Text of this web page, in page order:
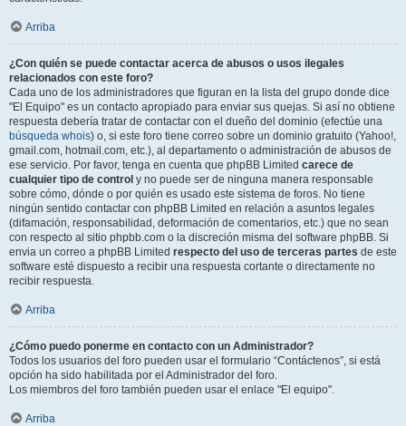
Arriba
¿Con quién se puede contactar acerca de abusos o usos ilegales
relacionados con este foro?
Cada uno de los administradores que figuran en la lista del grupo donde dice
"El Equipo" es un contacto apropiado para enviar sus quejas. Si así no obtiene
respuesta debería tratar de contactar con el dueño del dominio (efectúe una
búsqueda whois) o, si este foro tiene correo sobre un dominio gratuito (Yahoo!,
gmail.com, hotmail.com, etc.), al departamento o administración de abusos de
ese servicio. Por favor, tenga en cuenta que phpBB Limited carece de
cualquier tipo de control y no puede ser de ninguna manera responsable
sobre cómo, dónde o por quién es usado este sistema de foros. No tiene
ningún sentido contactar con phpBB Limited en relación a asuntos legales
(difamación, responsabilidad, deformación de comentarios, etc.) que no sean
con respecto al sitio phpbb.com o la discreción misma del software phpBB. Si
envia un correo a phpBB Limited respecto del uso de terceras partes de este
software esté dispuesto a recibir una respuesta cortante o directamente no
recibir respuesta.
Arriba
¿Cómo puedo ponerme en contacto con un Administrador?
Todos los usuarios del foro pueden usar el formulario “Contáctenos”, si está
opción ha sido habilitada por el Administrador del foro.
Los miembros del foro también pueden usar el enlace "El equipo".
Arriba